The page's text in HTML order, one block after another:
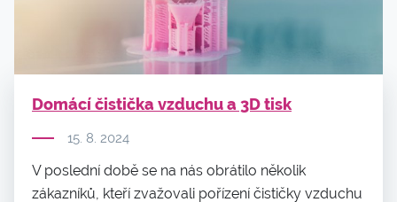
Domácí čistička vzduchu a 3D tisk
15. 8. 2024
V poslední době se na nás obrátilo několik
zákazníků, kteří zvažovali pořízení čističky vzduchu